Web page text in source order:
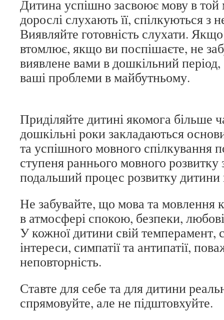
Дитина успішно засвоює мову в
дорослі слухають її, спілкуються з
Виявляйте готовність слухати.
втомлює, якщо ви поспішаєте, не
виявлене вами в дошкільний
ваші проблеми в майбутньому.
Приділяйте дитині якомога більше
дошкільні роки закладаються
та успішного мовного спілкування
ступеня раннього мовного
подальший процес розвитку дитини
Не забувайте, що мова та мовлення
в атмосфері спокою, безпеки,
У кожної дитини свій темперамент,
інтереси, симпатії та антипатії,
неповторність.
Ставте для себе та для дитини
спрямовуйте, але не підштовхуйте.